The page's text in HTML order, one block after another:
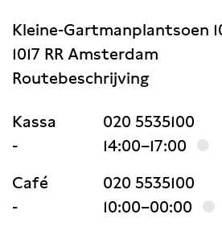
Kleine-Gartmanplantsoen
1017 RR Amsterdam
Routebeschrijving
Kassa
020 5535100
-
14:00–17:00
Café
020 5535100
-
10:00–00:00